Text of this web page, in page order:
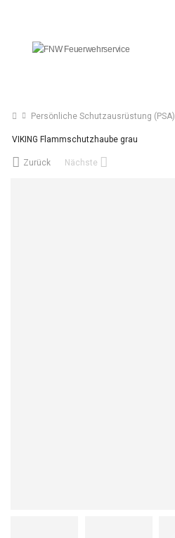
Persönliche Schutzausrüstung (PSA)
VIKING Flammschutzhaube grau
Zurück Nächste